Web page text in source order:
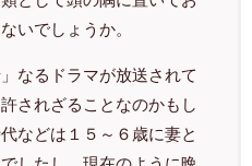
いでしょうか。
なるドラマが放送されて
されざることなのかもし
などは１５～６歳に妻と